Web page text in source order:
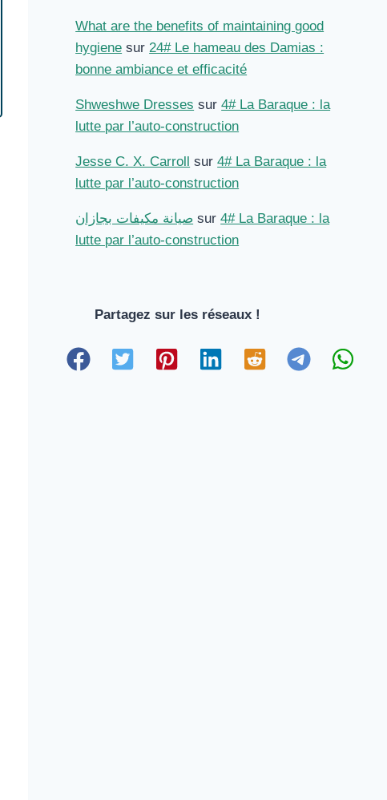
What are the benefits of maintaining good
hygiene sur 24# Le hameau des Damias :
bonne ambiance et efficacité
Shweshwe Dresses sur4# La Baraque : la
lutte par l’auto-construction
Jesse C. X. Carroll sur4# La Baraque : la
lutte par l’auto-construction
صيانة مكيفات بجازان sur4# La Baraque : la
lutte par l’auto-construction
Partagez sur les réseaux !